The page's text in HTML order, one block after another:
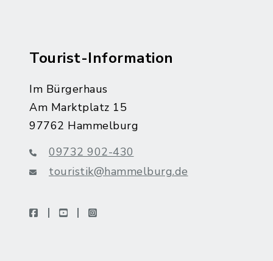
Tourist-Information
Im Bürgerhaus
Am Marktplatz 15
97762 Hammelburg
09732 902-430
touristik@hammelburg.de
facebookyoutubeinstagram